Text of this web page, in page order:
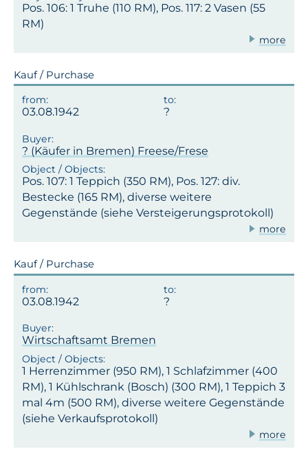
Pos. 106: 1 Truhe (110 RM), Pos. 117: 2 Vasen (55
RM)
more
Kauf / Purchase
03.08.1942
? (Käufer in Bremen) Freese/Frese
Pos. 107: 1 Teppich (350 RM), Pos. 127: div.
Bestecke (165 RM), diverse weitere
Gegenstände (siehe Versteigerungsprotokoll)
more
Kauf / Purchase
03.08.1942
Wirtschaftsamt Bremen
1 Herrenzimmer (950 RM), 1 Schlafzimmer (400
RM), 1 Kühlschrank (Bosch) (300 RM), 1 Teppich 3
mal 4m (500 RM), diverse weitere Gegenstände
(siehe Verkaufsprotokoll)
more